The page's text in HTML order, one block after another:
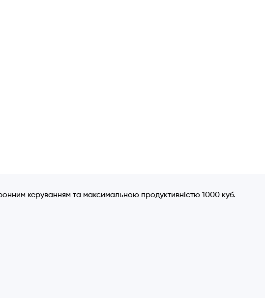
керуванням та максимальною продуктивністю 1000 куб.